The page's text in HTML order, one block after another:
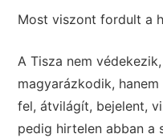
Most viszont fordult a
A Tisza nem
magyarázkodik,
fel, átvilágít, bejelent,
pedig hirtelen abban a